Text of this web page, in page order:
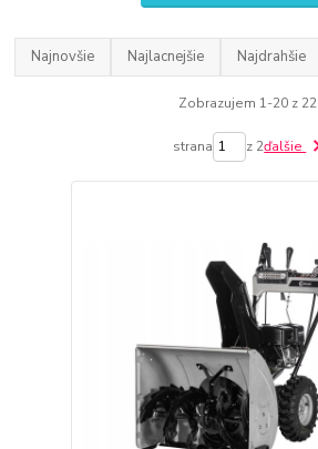
Najnovšie Najlacnejšie Najdrahšie
Zobrazujem 1-20 z 22
strana z 2ďalšie